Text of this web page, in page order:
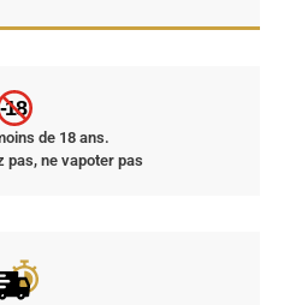
-18
de 18 ans.
pas, ne vapoter pas